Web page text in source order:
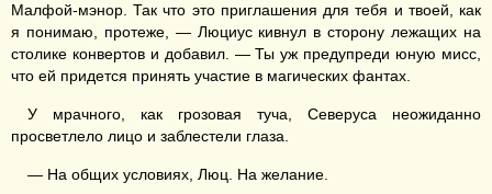
Малфой-мэнор. Так что это приглашения для тебя и твоей, как
я понимаю, протеже, — Люциус кивнул в сторону лежащих на
столике конвертов и добавил. — Ты уж предупреди юную мисс,
что ей придется принять участие в магических фантах.
У мрачного, как грозовая туча, Северуса неожиданно
просветлело лицо и заблестели глаза.
— На общих условиях, Люц. На желание.